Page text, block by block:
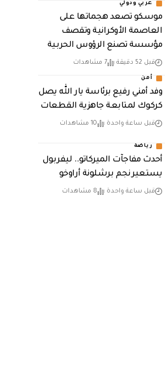
عربي ودولي
موسكو تصعد هجماتها على
العاصمة الأوكرانية وتقصف
مؤسسة تصنع الرؤوس الحربية
قبل 52 دقيقة 7 مشاهدات
أمن
وفد أمني رفيع برئاسة يار الله يصل
كركوك لمتابعة جاهزية القطعات
قبل ساعة واحدة 10 مشاهدات
رياضة
أحدث مفاجآت الميركاتو.. ليفربول
يستعير نجم برشلونة أراوخو
قبل ساعة واحدة 8 مشاهدات